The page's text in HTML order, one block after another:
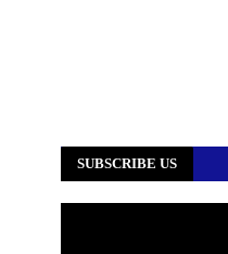
SUBSCRIBE US